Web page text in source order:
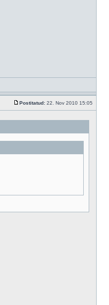
Postitatud: 22. Nov 2010 15:05